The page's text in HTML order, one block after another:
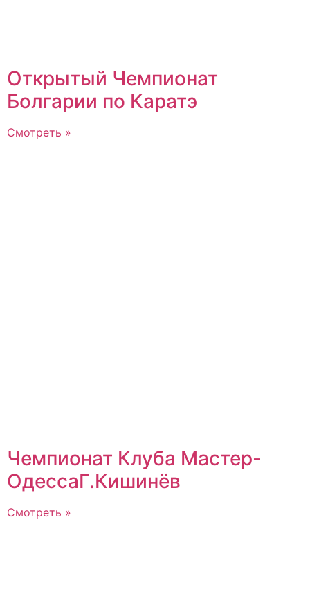
Открытый Чемпионат
Болгарии по Каратэ
Смотреть »
Чемпионат Клуба Мастер-
ОдессаГ.Кишинёв
Смотреть »